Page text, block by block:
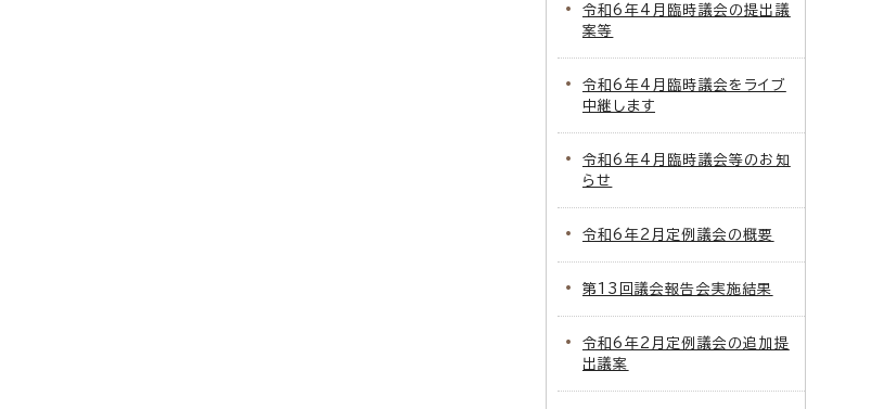
令和6年4月臨時議会の提出議
案等
令和6年4月臨時議会をライブ
中継します
令和6年4月臨時議会等のお知
らせ
令和6年2月定例議会の概要
第13回議会報告会実施結果
令和6年2月定例議会の追加提
出議案